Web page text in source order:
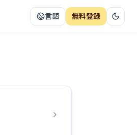
言語 無料登録